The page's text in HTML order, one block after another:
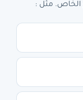
الخاص. مثل :